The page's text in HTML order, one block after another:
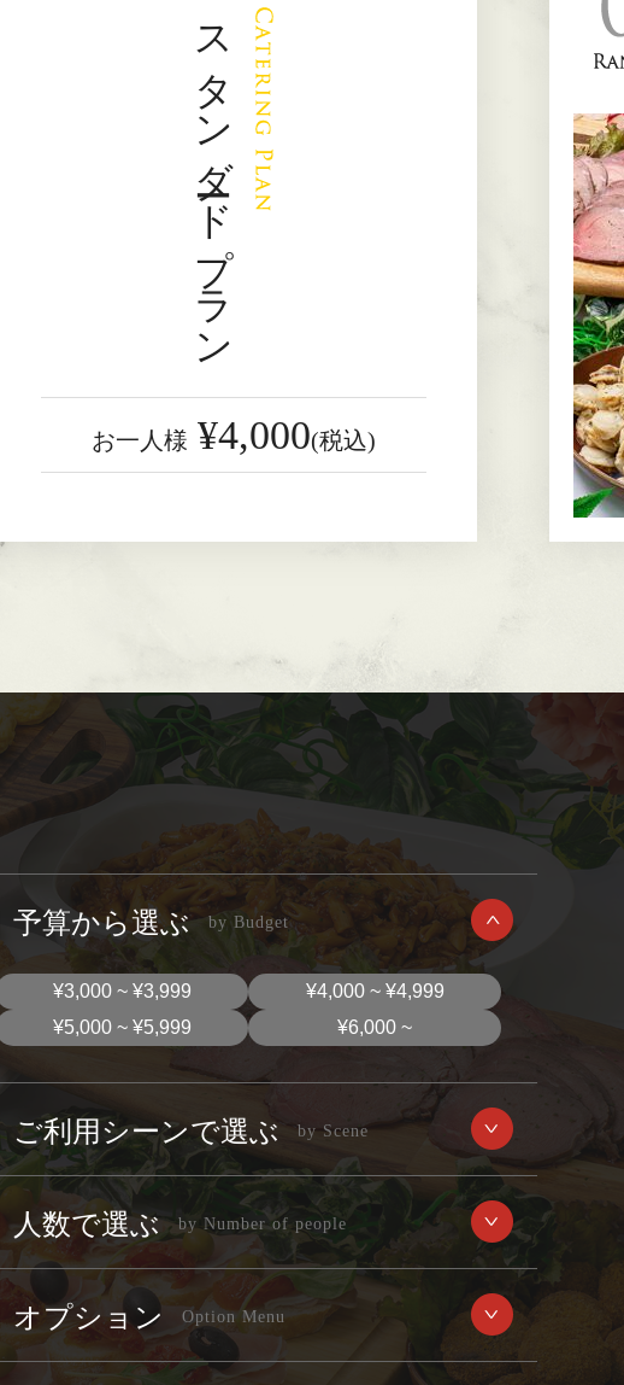
スタンダードプラン
お一人様 ¥4,000(税込)
予算から選ぶ
¥3,000 ~ ¥3,999
¥4,000 ~ ¥4,999
¥5,000 ~ ¥5,999
¥6,000 ~
ご利用シーンで選ぶ
人数で選ぶ
オプション